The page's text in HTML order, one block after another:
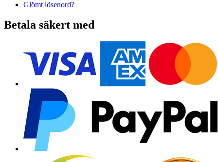
Glömt lösenord?
Betala säkert med